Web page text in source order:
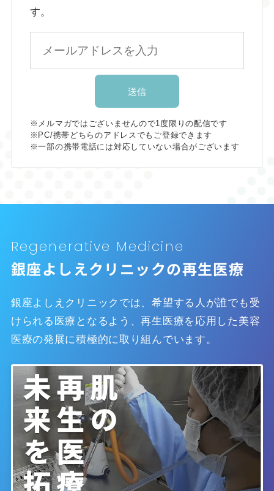
す。
※メルマガではございませんので1度限りの配信です
※PC/携帯どちらのアドレスでもご登録できます
※一部の携帯電話には対応していない場合がございます
Regenerative Medicine
銀座よしえクリニックの再生医療
銀座よしえクリニックでは、希望する人が誰でも受
けられる医療となるよう、再生医療を応用した美容
医療の発展に積極的に取り組んでいます。